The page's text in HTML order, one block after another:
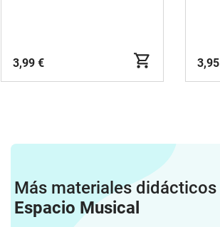
3,99 €
Más materiales didácticos
Espacio Musical